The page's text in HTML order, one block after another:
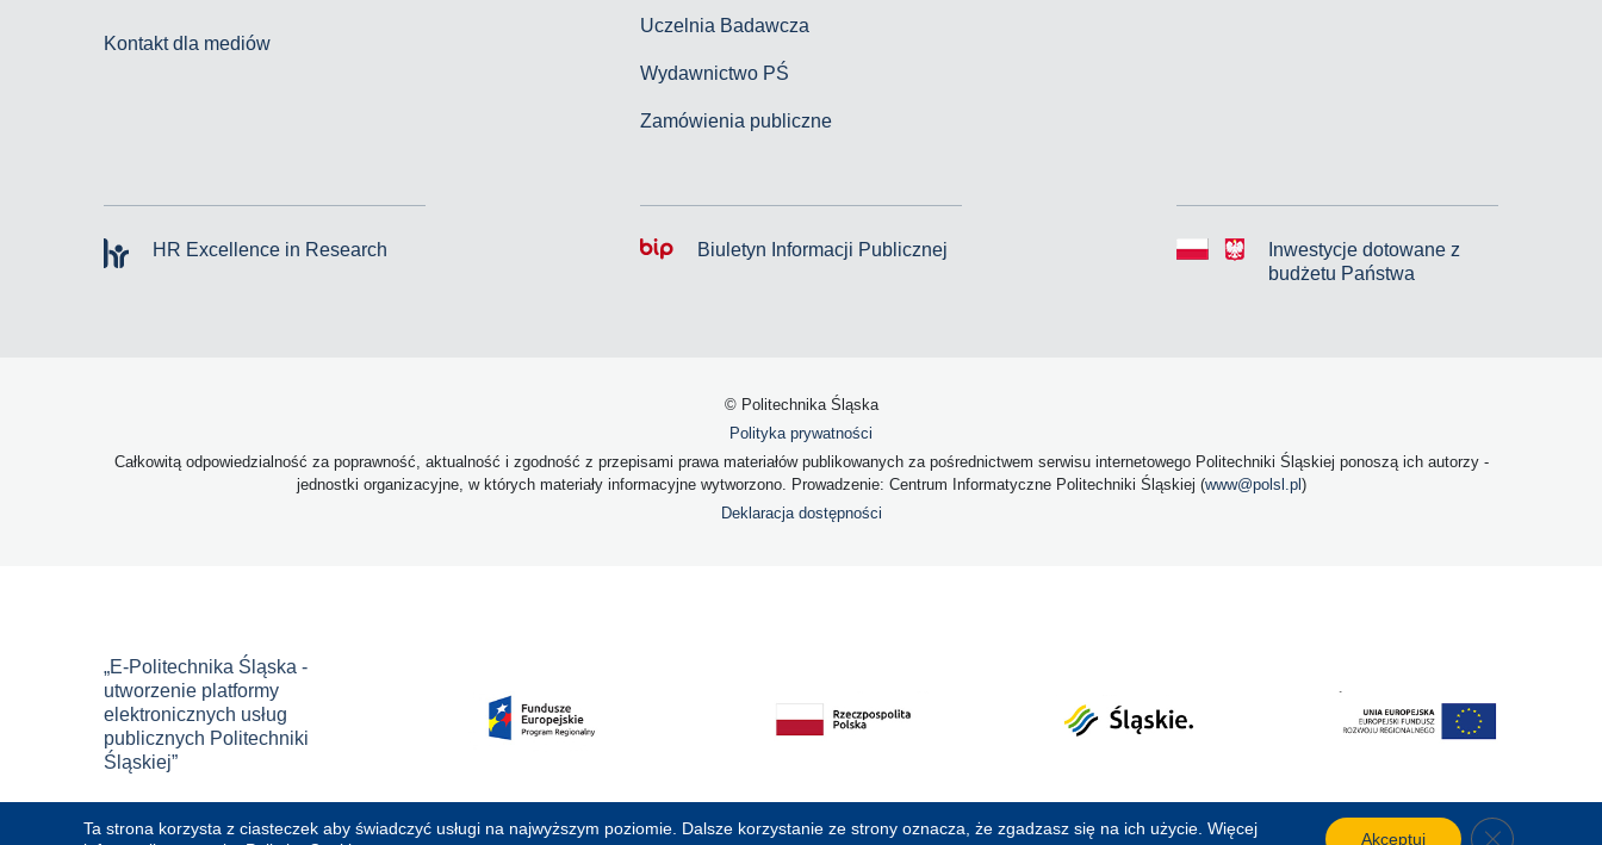
Kontakt dla mediów
Uczelnia Badawcza
Wydawnictwo PŚ
Zamówienia publiczne
HR Excellence in Research Biuletyn Informacji Publicznej
Inwestycje dotowane z
budżetu Państwa
© Politechnika Śląska
Polityka prywatności
Całkowitą odpowiedzialność za poprawność, aktualność i zgodność z przepisami prawa materiałów publikowanych za pośrednictwem serwisu internetowego Politechniki Śląskiej ponoszą ich autorzy -
jednostki organizacyjne, w których materiały informacyjne wytworzono. Prowadzenie: Centrum Informatyczne Politechniki Śląskiej (www@polsl.pl )
Deklaracja dostępności
„E-Politechnika Śląska -
utworzenie platformy
elektronicznych usług
publicznych Politechniki
Śląskiej”
Ta strona korzysta z ciasteczek aby świadczyć usługi na najwyższym poziomie. Dalsze korzystanie ze strony oznacza, że zgadzasz się na ich użycie. Więcej
Akceptuj Close GDPR